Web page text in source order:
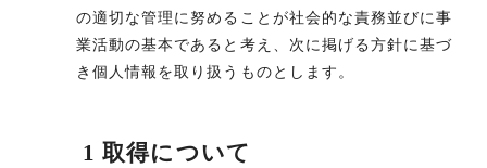
の適切な管理に努めることが社会的な責務並びに事
業活動の基本であると考え、次に掲げる方針に基づ
き個人情報を取り扱うものとします。
1 取得について